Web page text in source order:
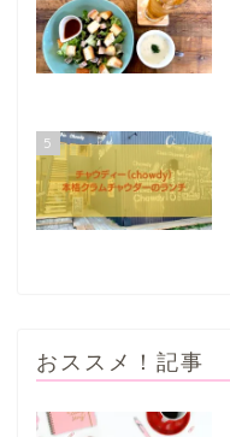
5
おススメ！記事